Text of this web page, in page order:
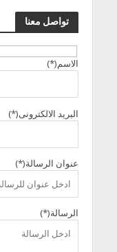
تواصل معنا
الاسم(*)
البريد الالكترونى(*)
عنوان الرسالة(*)
الرسالة(*)